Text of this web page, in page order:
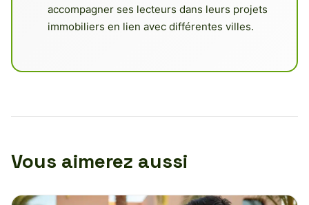
accompagner ses lecteurs dans leurs projets
immobiliers en lien avec différentes villes.
Vous aimerez aussi